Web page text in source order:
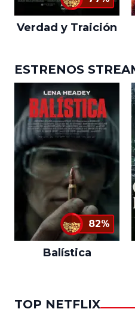
Verdad y Traición
ESTRENOS
82%
Balística
TOP NETFLIX